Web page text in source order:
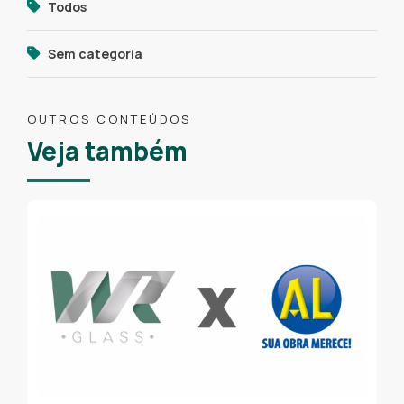
Todos
Sem categoria
OUTROS CONTEÚDOS
Veja também